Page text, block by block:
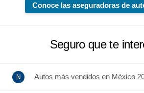
Conoce las aseguradoras de
Seguro que te
Autos más vendidos en México